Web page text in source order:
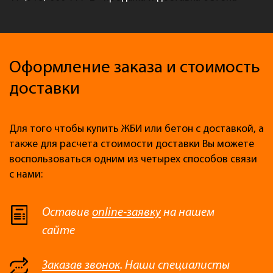
Оформление заказа и стоимость
доставки
Для того чтобы купить ЖБИ или бетон с доставкой, а
также для расчета стоимости доставки Вы можете
воспользоваться одним из четырех способов связи
с нами:
Оставив online-заявкуна нашем
сайте
Заказав звонок. Наши специалисты